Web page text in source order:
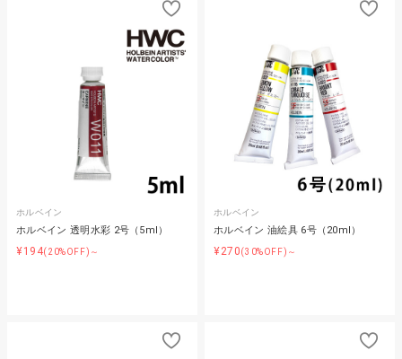
ホルベイン
ホルベイン 透明水彩 2号（5ml）
¥194(20%OFF)～
ホルベイン
ホルベイン 油絵具 6号（20ml）
¥270(30%OFF)～